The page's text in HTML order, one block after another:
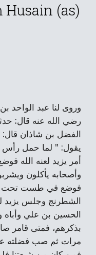
(as)
وروى لنا عبد الواحد
رضي الله عنه قال:
الفضل بن شاذان
يقول: " لما حمل رأس
أمر يزيد لعنه الله
وأصحابه يأكلون
فوضع في طست تحت
الشطرنج وجلس يزيد
الحسين بن علي
بذكرهم، فمتى قامر
مرات ثم صب فضلته